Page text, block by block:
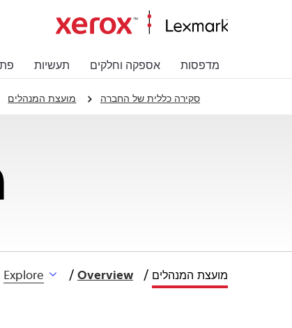
מדפסות אספקה וחלקים תעשיות
סקירה כללית של החברה מועצת המנהלים
מועצת המנהלים Overview
Explore